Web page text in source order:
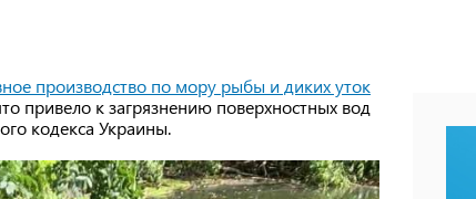
производство по мору рыбы и диких уток
привело к загрязнению поверхностных вод
кодекса Украины.